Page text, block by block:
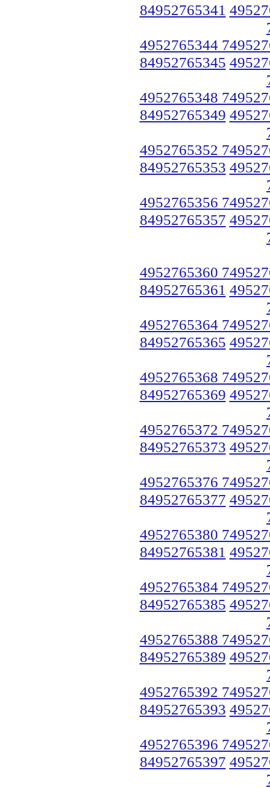
84952765341
4952765344
84952765345
4952765348
84952765349
4952765352
84952765353
4952765356
84952765357
4952765360
84952765361
4952765364
84952765365
4952765368
84952765369
4952765372
84952765373
4952765376
84952765377
4952765380
84952765381
4952765384
84952765385
4952765388
84952765389
4952765392
84952765393
4952765396
84952765397